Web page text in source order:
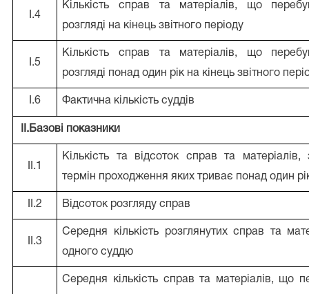
I.4
Кількість справ та матеріалів, що
розгляді на кінець звітного періоду
I.5
Кількість справ та матеріалів, що
розгляді понад один рік на кінець звітного
I.6 Фактична кількість суддів
II.Базові показники
II.1
Кількість та відсоток справ та матеріалів,
термін проходження яких триває понад один
II.2 Відсоток розгляду справ
II.3
Середня кількість розглянутих справ та
одного суддю
Середня кількість справ та матеріалів, що